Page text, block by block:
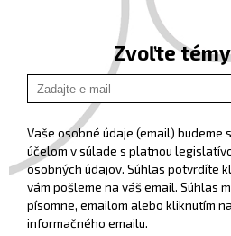
Zvoľte témy
Vaše osobné údaje (email)
účelom v súlade s platnou
osobných údajov. Súhlas potvrdíte
vám pošleme na váš email. Súhlas
písomne, emailom alebo kliknutím
informačného emailu.